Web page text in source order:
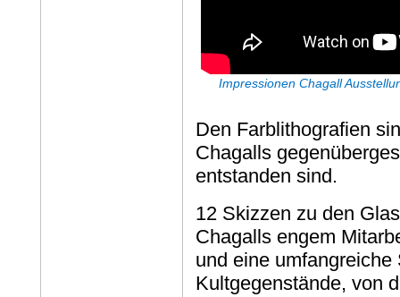
Impressionen Chagall
Den Farblithografien
Chagalls
entstanden sind.
12 Skizzen zu den
Chagalls engem
und eine
Kultgegenstände, von